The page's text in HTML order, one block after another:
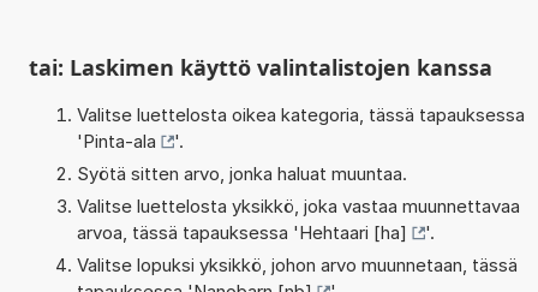
tai: Laskimen käyttö valintalistojen kanssa
Valitse luettelosta oikea kategoria, tässä tapauksessa
'Pinta-ala
'.
Syötä sitten arvo, jonka haluat muuntaa.
Valitse luettelosta yksikkö, joka vastaa muunnettavaa
arvoa, tässä tapauksessa 'Hehtaari [ha]
'.
Valitse lopuksi yksikkö, johon arvo muunnetaan, tässä